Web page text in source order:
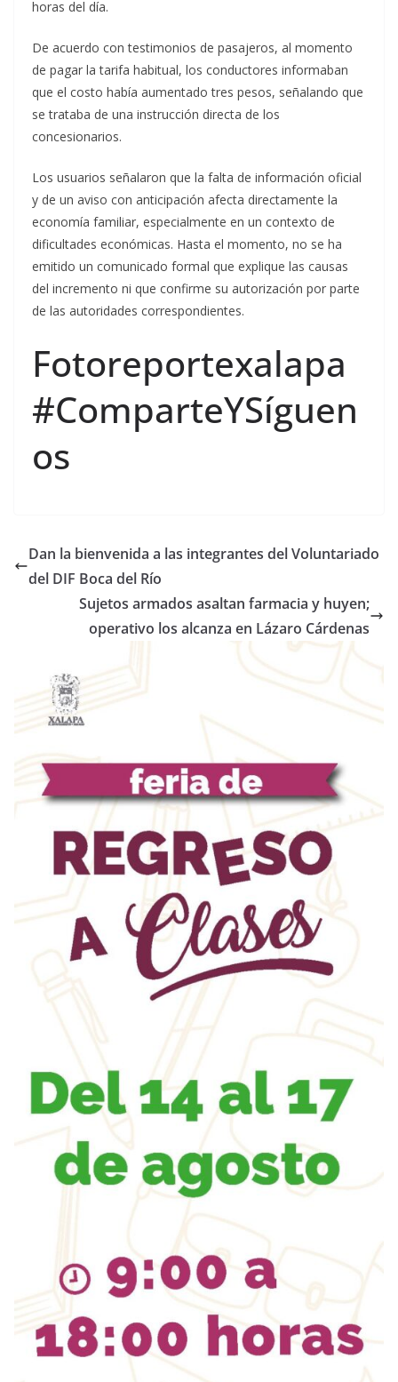
horas del día.
De acuerdo con testimonios de pasajeros, al momento
de pagar la tarifa habitual, los conductores informaban
que el costo había aumentado tres pesos, señalando que
se trataba de una instrucción directa de los
concesionarios.
Los usuarios señalaron que la falta de información oficial
y de un aviso con anticipación afecta directamente la
economía familiar, especialmente en un contexto de
dificultades económicas. Hasta el momento, no se ha
emitido un comunicado formal que explique las causas
del incremento ni que confirme su autorización por parte
de las autoridades correspondientes.
Fotoreportexalapa
#ComparteYSíguen
os
Dan la bienvenida a las integrantes del Voluntariado
del DIF Boca del Río
Sujetos armados asaltan farmacia y huyen;
operativo los alcanza en Lázaro Cárdenas